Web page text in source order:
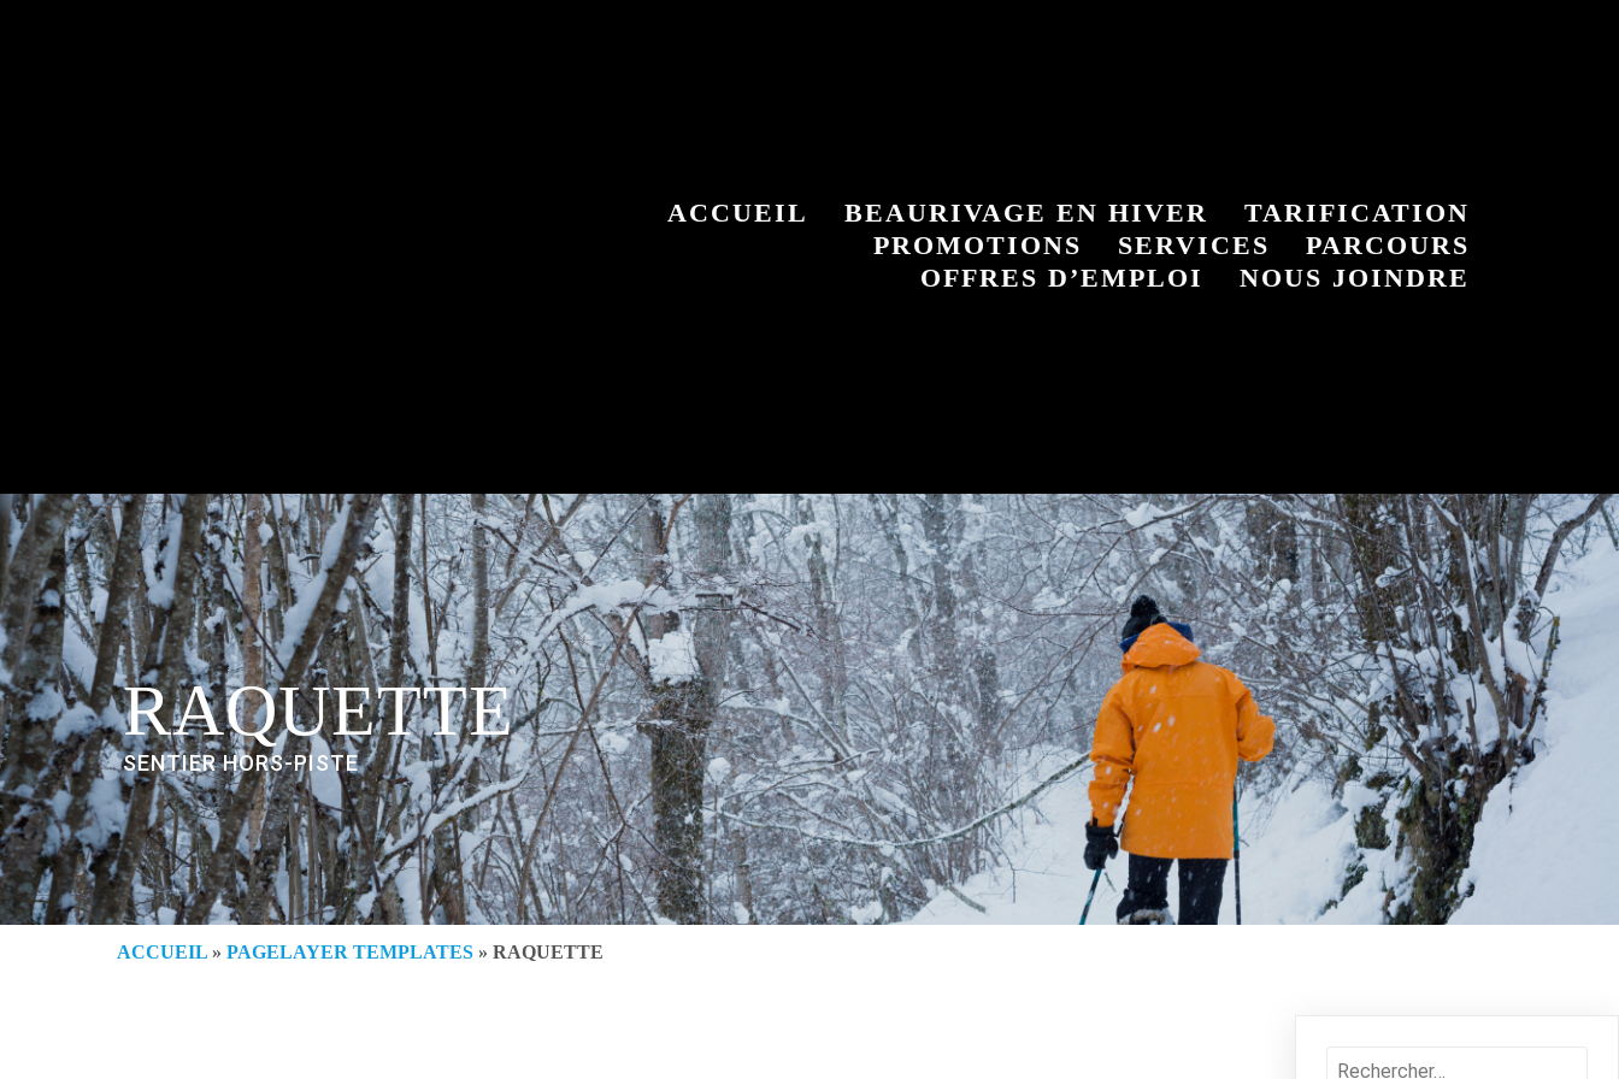
ACCUEIL BEAURIVAGE EN HIVER
TARIFICATION
PROMOTIONS
SERVICES
PARCOURS
OFFRES D’EMPLOI
NOUS JOINDRE
RAQUETTE
SENTIER HORS-PISTE
ACCUEIL » PAGELAYER TEMPLATES » RAQUETTE
Rechercher :